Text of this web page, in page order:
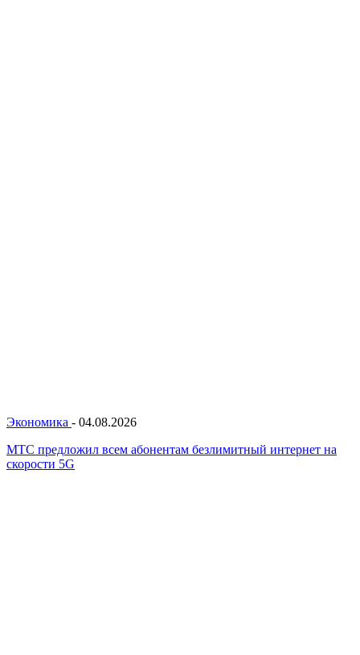
Экономика - 04.08.2026
МТС предложил всем абонентам безлимитный интернет на
скорости 5G